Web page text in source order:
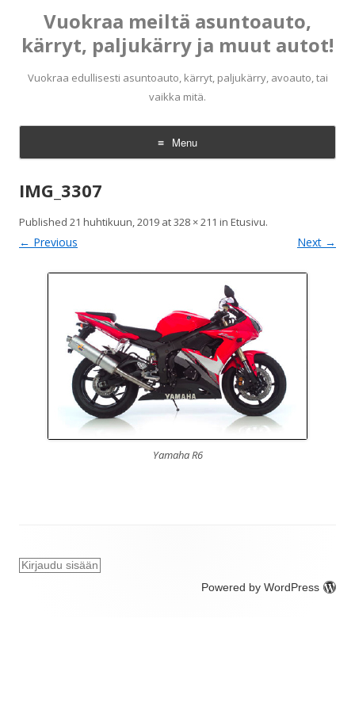
Vuokraa meiltä asuntoauto,
kärryt, paljukärry ja muut autot!
Vuokraa edullisesti asuntoauto, kärryt, paljukärry, avoauto, tai
vaikka mitä.
Menu
Skip
content
IMG_3307
Published 21 huhtikuun, 2019 at328 × 211 in Etusivu.
← Previous Next →
Yamaha R6
Kirjaudu sisään
Powered by WordPress